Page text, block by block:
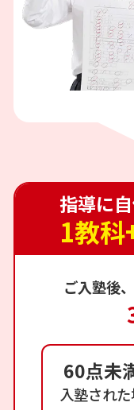
指導に
1教
ご入塾後
60点未
入塾され